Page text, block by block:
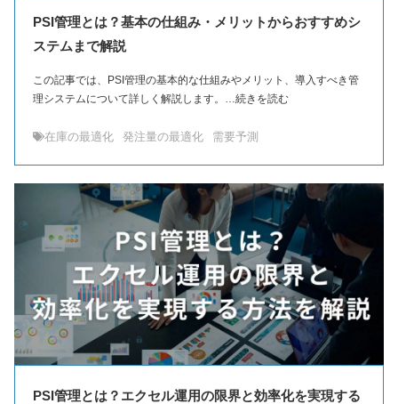
PSI管理とは？基本の仕組み・メリットからおすすめシ
ステムまで解説
この記事では、PSI管理の基本的な仕組みやメリット、導入すべき管
理システムについて詳しく解説します。…続きを読む
在庫の最適化 発注量の最適化 需要予測
PSI管理とは？エクセル運用の限界と効率化を実現する